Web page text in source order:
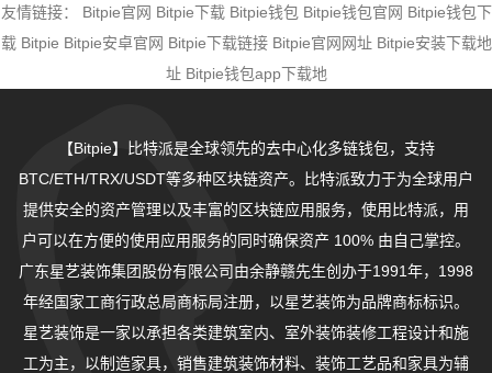
友情链接： Bitpie官网 Bitpie下载 Bitpie钱包 Bitpie钱包官网 Bitpie钱包下
载 Bitpie Bitpie安卓官网 Bitpie下载链接 Bitpie官网网址 Bitpie安装下载地
址 Bitpie钱包app下载地
【Bitpie】比特派是全球领先的去中心化多链钱包，支持
BTC/ETH/TRX/USDT等多种区块链资产。比特派致力于为全球用户
提供安全的资产管理以及丰富的区块链应用服务，使用比特派，用
户可以在方便的使用应用服务的同时确保资产 100% 由自己掌控。
广东星艺装饰集团股份有限公司由余静赣先生创办于1991年，1998
年经国家工商行政总局商标局注册，以星艺装饰为品牌商标标识。
星艺装饰是一家以承担各类建筑室内、室外装饰装修工程设计和施
工为主，以制造家具，销售建筑装饰材料、装饰工艺品和家具为辅